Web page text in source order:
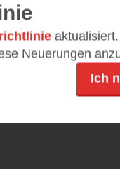
Neuerungen
Ich